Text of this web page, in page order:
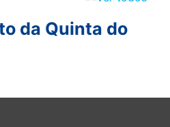
da Quinta do